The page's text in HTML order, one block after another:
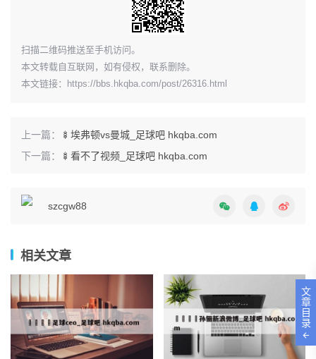
​扫描二维码推送至手机访问。
本文转载自互联网，如有侵权，联系删除。
本文链接： https://bbs.hkqba.com/post/26316.html
上一篇：
🍢埃弗顿vs曼城_足球吧 hkqba.com
下一篇：
🍢看不了视频_足球吧 hkqba.com
szcgw88
相关文章
文
章
目
录